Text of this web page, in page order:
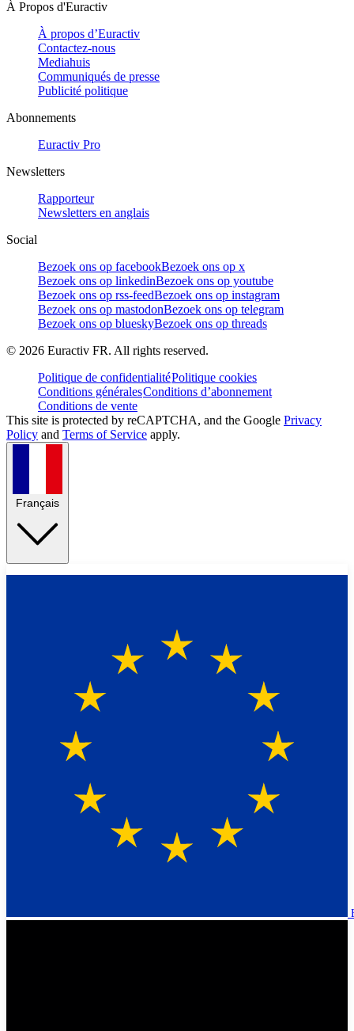
À Propos d'Euractiv
À propos d’Euractiv
Contactez-nous
Mediahuis
Communiqués de presse
Publicité politique
Abonnements
Euractiv Pro
Newsletters
Rapporteur
Newsletters en anglais
Social
Bezoek ons op facebookBezoek ons op x
Bezoek ons op linkedinBezoek ons op youtube
Bezoek ons op rss-feedBezoek ons op instagram
Bezoek ons op mastodonBezoek ons op telegram
Bezoek ons op blueskyBezoek ons op threads
© 2026 Euractiv FR. All rights reserved.
Politique de confidentialitéPolitique cookies
Conditions généralesConditions d’abonnement
Conditions de vente
This site is protected by reCAPTCHA, and the Google Privacy
Policy and Terms of Service apply.
Français